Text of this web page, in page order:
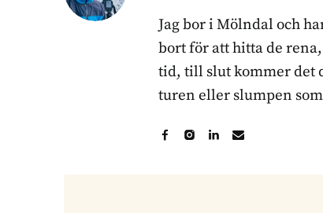
Jag bor i Mölndal och
bort för att hitta de
tid, till slut kommer det
turen eller slumpen